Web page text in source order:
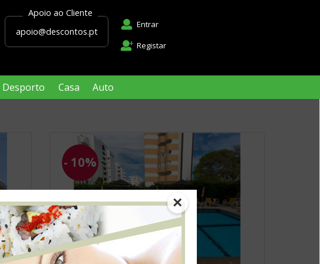
Apoio ao Cliente
apoio@descontos.pt
Entrar
Registar
Desporto Casa Auto
- 10%
×